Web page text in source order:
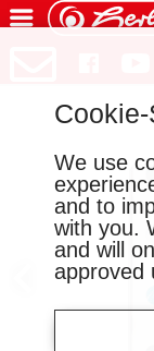
We use
and to
with you.
and will
approved